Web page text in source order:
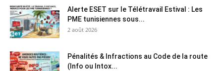
Alerte ESET sur le Télétravail Estival : Les
PME tunisiennes sous...
2 août 2026
Pénalités & Infractions au Code de la route
(Info ou Intox...